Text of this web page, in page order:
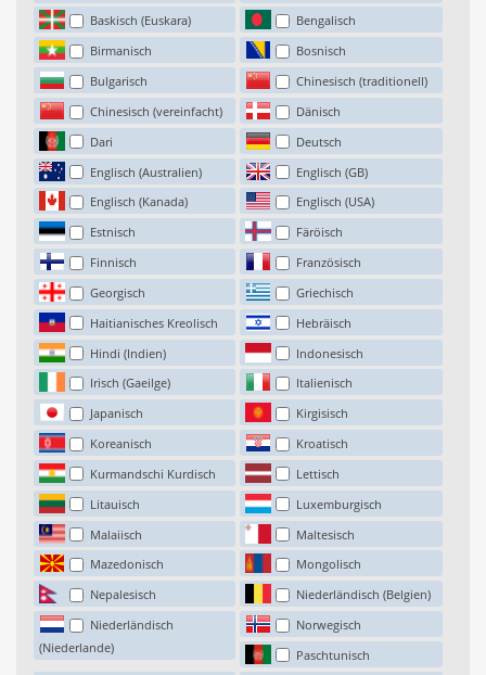
Baskisch (Euskara)
Bengalisch
Birmanisch
Bosnisch
Bulgarisch
Chinesisch (traditionell)
Chinesisch (vereinfacht)
Dänisch
Dari
Deutsch
Englisch (Australien)
Englisch (GB)
Englisch (Kanada)
Englisch (USA)
Estnisch
Färöisch
Finnisch
Französisch
Georgisch
Griechisch
Haitianisches Kreolisch
Hebräisch
Hindi (Indien)
Indonesisch
Irisch (Gaeilge)
Italienisch
Japanisch
Kirgisisch
Koreanisch
Kroatisch
Kurmandschi Kurdisch
Lettisch
Litauisch
Luxemburgisch
Malaiisch
Maltesisch
Mazedonisch
Mongolisch
Nepalesisch
Niederländisch (Belgien)
Niederländisch
(Niederlande)
Norwegisch
Paschtunisch